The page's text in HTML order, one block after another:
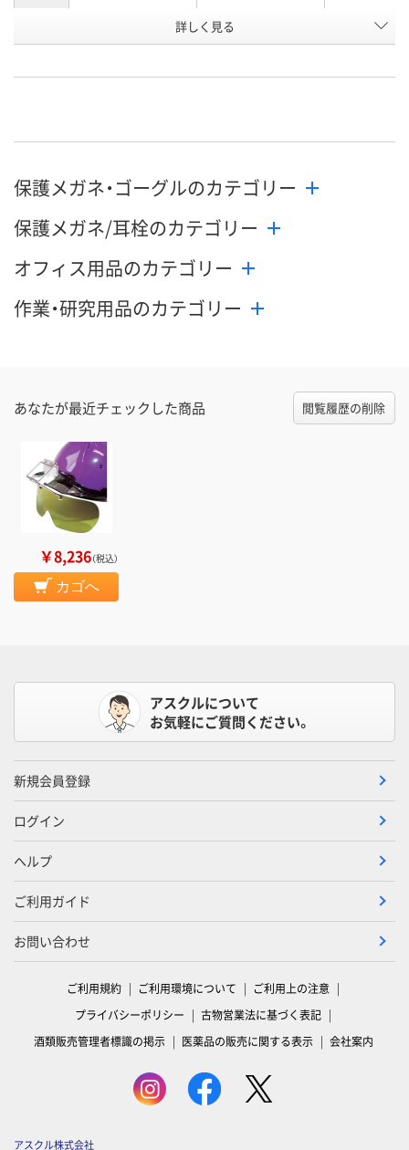
RX93117 RX93114
カゴへ カゴへ
詳しく見る
保護メガネ・ゴーグルのカテゴリー
保護メガネ/耳栓のカテゴリー
オフィス用品のカテゴリー
作業・研究用品のカテゴリー
あなたが最近チェックした商品 閲覧履歴の削除
￥8,236（税込）
カゴへ
アスクルについて
お気軽にご質問ください。
新規会員登録
ログイン
ヘルプ
ご利用ガイド
お問い合わせ
ご利用規約 ご利用環境について
ご利用上の注意
プライバシーポリシー
古物営業法に基づく表記
酒類販売管理者標識の掲示
医薬品の販売に関する表示 会社案内
アスクル株式会社